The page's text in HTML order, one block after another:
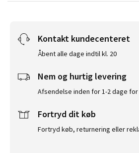
Kontakt kundecenteret
Åbent alle dage indtil kl. 20
Nem og hurtig levering
Afsendelse inden for 1-2 dage
Fortryd dit køb
Fortryd køb, returnering eller